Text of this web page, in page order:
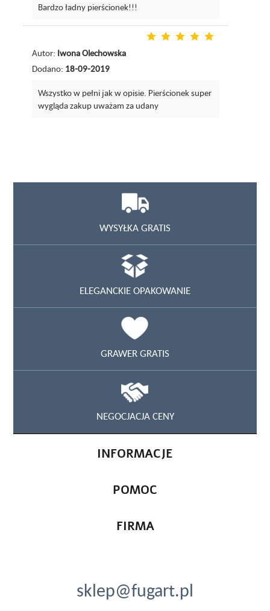
Bardzo ładny pierścionek!!!
Autor: Iwona Olechowska
Dodano: 18-09-2019
Wszystko w pełni jak w opisie. Pierścionek super
wygląda zakup uważam za udany
WYSYŁKA GRATIS
ELEGANCKIE OPAKOWANIE
GRAWER GRATIS
NEGOCJACJA CENY
INFORMACJE
POMOC
FIRMA
sklep@fugart.pl